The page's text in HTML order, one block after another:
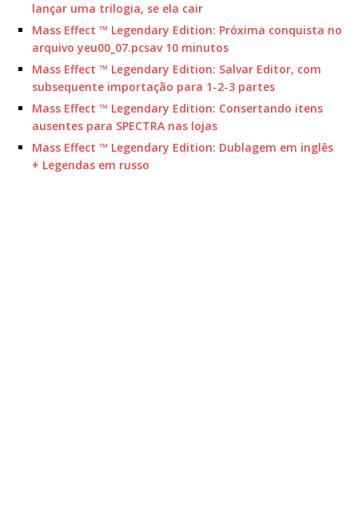
lançar uma trilogia, se ela cair
Mass Effect ™ Legendary Edition: Próxima conquista no
arquivo yeu00_07.pcsav 10 minutos
Mass Effect ™ Legendary Edition: Salvar Editor, com
subsequente importação para 1-2-3 partes
Mass Effect ™ Legendary Edition: Consertando itens
ausentes para SPECTRA nas lojas
Mass Effect ™ Legendary Edition: Dublagem em inglês
+ Legendas em russo